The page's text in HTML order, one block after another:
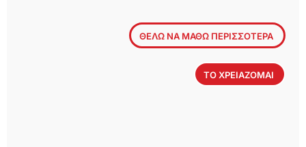
ΘΕΛΩ ΝΑ ΜΑΘΩ ΠΕΡΙΣΣΟΤΕΡΑ
ΤΟ ΧΡΕΙΑΖΟΜΑΙ